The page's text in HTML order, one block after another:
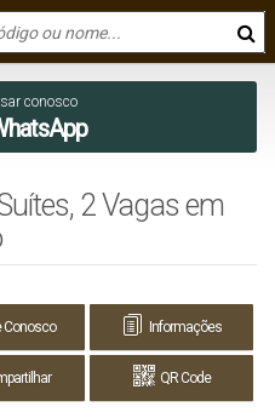
conosco
2 Vagas em
Conosco Informações
QR Code